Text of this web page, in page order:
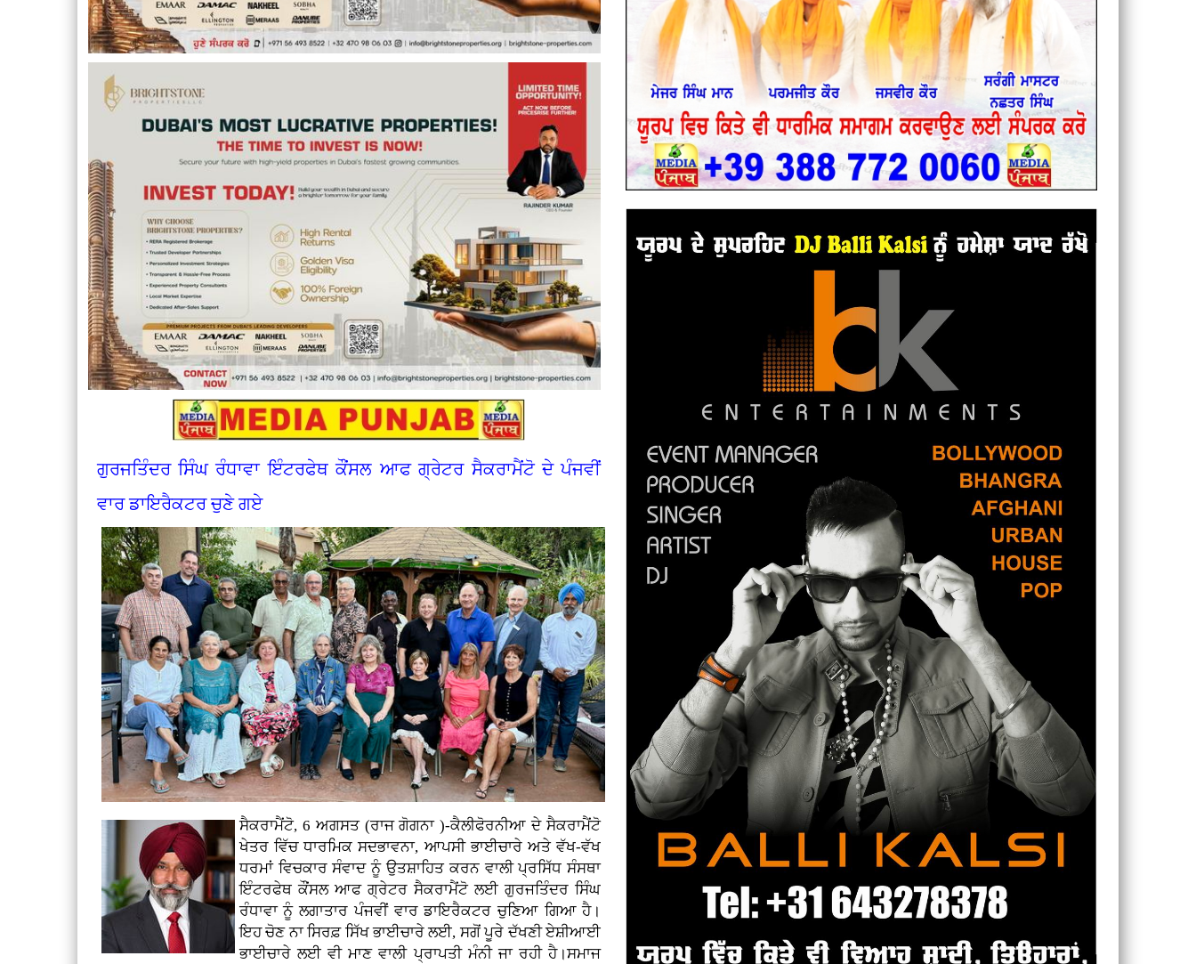
ਗੁਰਜਤਿੰਦਰ ਸਿੰਘ ਰੰਧਾਵਾ ਇੰਟਰਫੇਥ ਕੌਂਸਲ ਆਫ ਗ੍ਰੇਟਰ ਸੈਕਰਾਮੈਂਟੋ ਦੇ ਪੰਜਵੀਂ
ਵਾਰ ਡਾਇਰੈਕਟਰ ਚੁਣੇ ਗਏ
ਸੈਕਰਾਮੈਂਟੋ, 6 ਅਗਸਤ (ਰਾਜ ਗੋਗਨਾ )-ਕੈਲੀਫੋਰਨੀਆ ਦੇ ਸੈਕਰਾਮੈਂਟੋ
ਖੇਤਰ ਵਿੱਚ ਧਾਰਮਿਕ ਸਦਭਾਵਨਾ, ਆਪਸੀ ਭਾਈਚਾਰੇ ਅਤੇ ਵੱਖ-ਵੱਖ
ਧਰਮਾਂ ਵਿਚਕਾਰ ਸੰਵਾਦ ਨੂੰ ਉਤਸ਼ਾਹਿਤ ਕਰਨ ਵਾਲੀ ਪ੍ਰਸਿੱਧ ਸੰਸਥਾ
ਇੰਟਰਫੇਥ ਕੌਂਸਲ ਆਫ ਗ੍ਰੇਟਰ ਸੈਕਰਾਮੈਂਟੋ ਲਈ ਗੁਰਜਤਿੰਦਰ ਸਿੰਘ
ਰੰਧਾਵਾ ਨੂੰ ਲਗਾਤਾਰ ਪੰਜਵੀਂ ਵਾਰ ਡਾਇਰੈਕਟਰ ਚੁਣਿਆ ਗਿਆ ਹੈ।
ਇਹ ਚੋਣ ਨਾ ਸਿਰਫ਼ ਸਿੱਖ ਭਾਈਚਾਰੇ ਲਈ, ਸਗੋਂ ਪੂਰੇ ਦੱਖਣੀ ਏਸ਼ੀਆਈ
ਭਾਈਚਾਰੇ ਲਈ ਵੀ ਮਾਣ ਵਾਲੀ ਪ੍ਰਾਪਤੀ ਮੰਨੀ ਜਾ ਰਹੀ ਹੈ।ਸਮਾਜ